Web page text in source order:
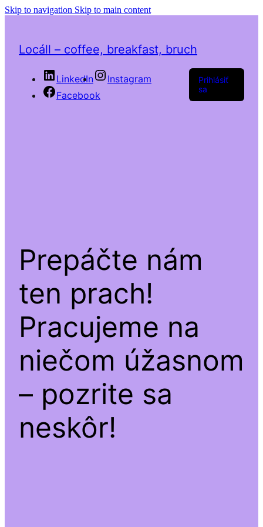
Skip to navigation Skip to main content
Locáll – coffee, breakfast, bruch
LinkedIn
Instagram
Facebook
Prihlásiť
sa
Prepáčte nám
ten prach!
Pracujeme na
niečom úžasnom
– pozrite sa
neskôr!